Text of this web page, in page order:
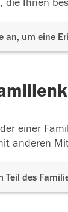
die Ihnen
an, um eine
einer
anderen
Teil des